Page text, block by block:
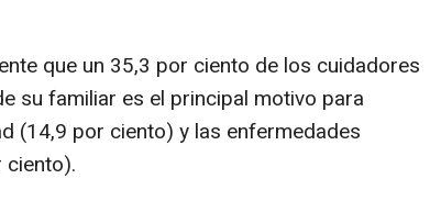
que un 35,3 por ciento de los cuidadores
su familiar es el principal motivo para
(14,9 por ciento) y las enfermedades
ciento).